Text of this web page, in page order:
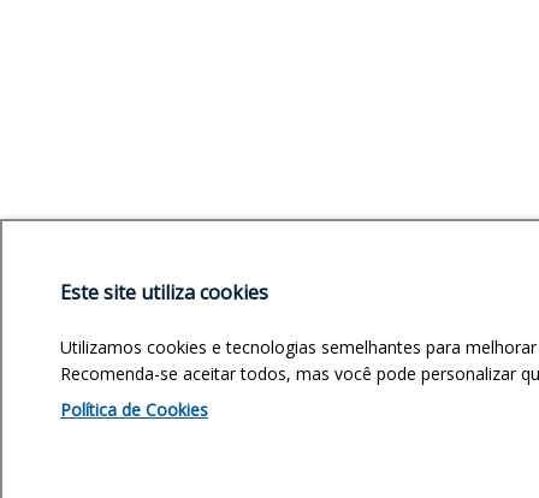
Este site utiliza cookies
Utilizamos cookies e tecnologias semelhantes para
Recomenda-se aceitar todos, mas você pode personalizar
Política de Cookies